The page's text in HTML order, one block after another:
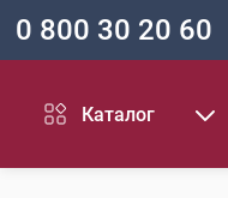
0 800 30 20 60
Каталог